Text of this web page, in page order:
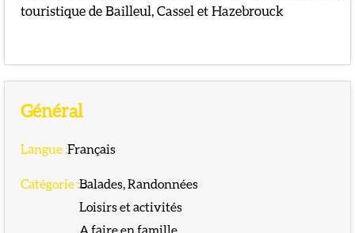
touristique de Bailleul, Cassel et Hazebrouck
Général
Langue:Français
Catégorie:Balades, Randonnées
Loisirs et activités
A faire en famille